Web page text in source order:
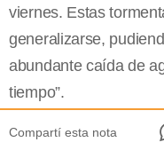
viernes. Estas
generalizarse,
abundante caída de
tiempo”.
Compartí esta nota